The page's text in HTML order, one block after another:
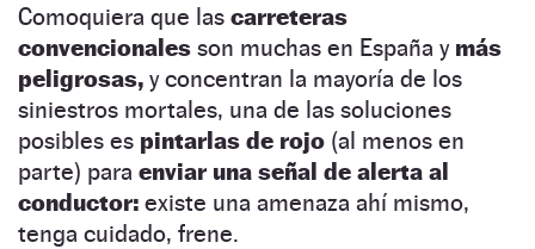
Comoquiera que las carreteras
convencionales son muchas en España y más
peligrosas, y concentran la mayoría de los
siniestros mortales, una de las soluciones
posibles es pintarlas de rojo (al menos en
parte) para enviar una señal de alerta al
conductor: existe una amenaza ahí mismo,
tenga cuidado, frene.